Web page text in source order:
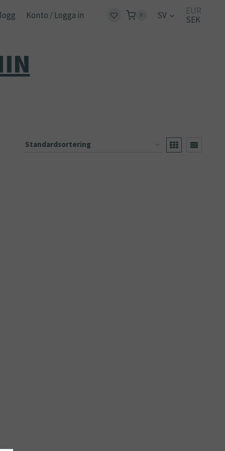
Konto / Logga in 0 SV
EUR
SEK